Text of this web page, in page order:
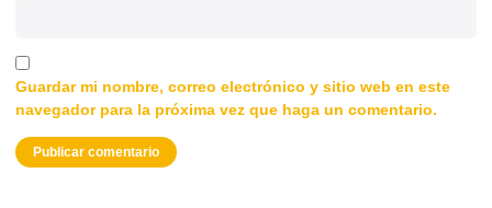
Guardar mi nombre, correo electrónico y sitio web en este
navegador para la próxima vez que haga un comentario.